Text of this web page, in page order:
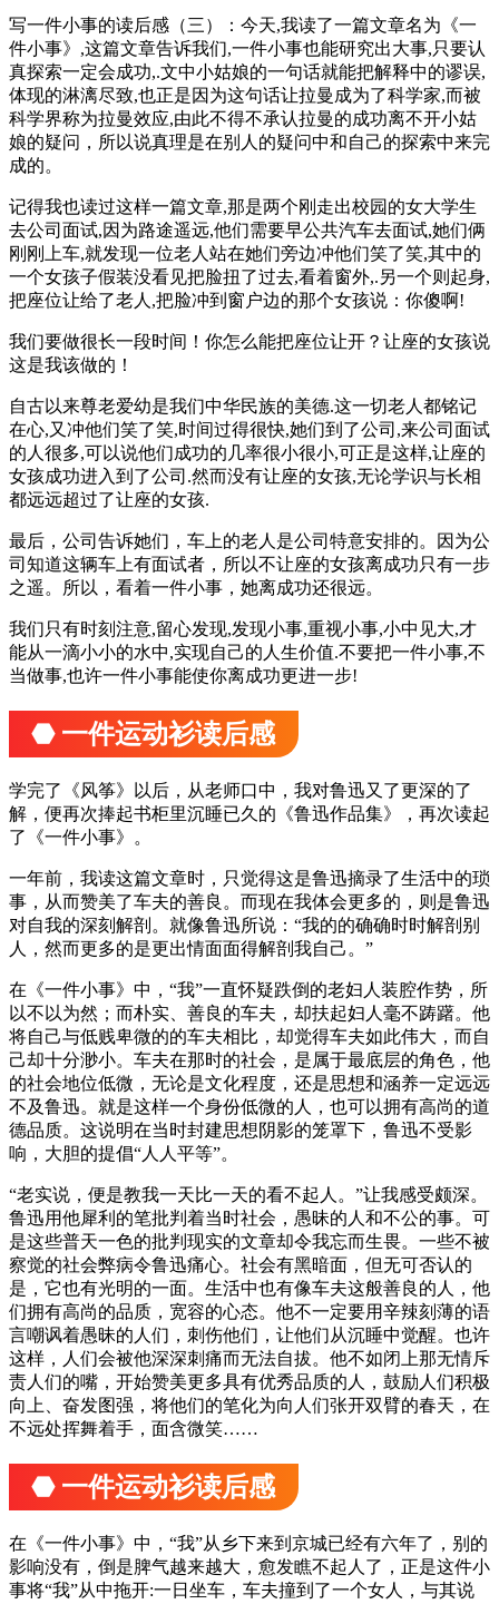
写一件小事的读后感（三）：今天,我读了一篇文章名为《一
件小事》,这篇文章告诉我们,一件小事也能研究出大事,只要认
真探索一定会成功,.文中小姑娘的一句话就能把解释中的谬误,
体现的淋漓尽致,也正是因为这句话让拉曼成为了科学家,而被
科学界称为拉曼效应,由此不得不承认拉曼的成功离不开小姑
娘的疑问，所以说真理是在别人的疑问中和自己的探索中来完
成的。
记得我也读过这样一篇文章,那是两个刚走出校园的女大学生
去公司面试,因为路途遥远,他们需要早公共汽车去面试,她们俩
刚刚上车,就发现一位老人站在她们旁边冲他们笑了笑,其中的
一个女孩子假装没看见把脸扭了过去,看着窗外,.另一个则起身,
把座位让给了老人,把脸冲到窗户边的那个女孩说：你傻啊!
我们要做很长一段时间！你怎么能把座位让开？让座的女孩说
这是我该做的！
自古以来尊老爱幼是我们中华民族的美德.这一切老人都铭记
在心,又冲他们笑了笑,时间过得很快,她们到了公司,来公司面试
的人很多,可以说他们成功的几率很小很小,可正是这样,让座的
女孩成功进入到了公司.然而没有让座的女孩,无论学识与长相
都远远超过了让座的女孩.
最后，公司告诉她们，车上的老人是公司特意安排的。因为公
司知道这辆车上有面试者，所以不让座的女孩离成功只有一步
之遥。所以，看着一件小事，她离成功还很远。
我们只有时刻注意,留心发现,发现小事,重视小事,小中见大,才
能从一滴小小的水中,实现自己的人生价值.不要把一件小事,不
当做事,也许一件小事能使你离成功更进一步!
⬣ 一件运动衫读后感
学完了《风筝》以后，从老师口中，我对鲁迅又了更深的了
解，便再次捧起书柜里沉睡已久的《鲁迅作品集》，再次读起
了《一件小事》。
一年前，我读这篇文章时，只觉得这是鲁迅摘录了生活中的琐
事，从而赞美了车夫的善良。而现在我体会更多的，则是鲁迅
对自我的深刻解剖。就像鲁迅所说：“我的的确确时时解剖别
人，然而更多的是更出情面面得解剖我自己。”
在《一件小事》中，“我”一直怀疑跌倒的老妇人装腔作势，所
以不以为然；而朴实、善良的车夫，却扶起妇人毫不踌躇。他
将自己与低贱卑微的的车夫相比，却觉得车夫如此伟大，而自
己却十分渺小。车夫在那时的社会，是属于最底层的角色，他
的社会地位低微，无论是文化程度，还是思想和涵养一定远远
不及鲁迅。就是这样一个身份低微的人，也可以拥有高尚的道
德品质。这说明在当时封建思想阴影的笼罩下，鲁迅不受影
响，大胆的提倡“人人平等”。
“老实说，便是教我一天比一天的看不起人。”让我感受颇深。
鲁迅用他犀利的笔批判着当时社会，愚昧的人和不公的事。可
是这些普天一色的批判现实的文章却令我忘而生畏。一些不被
察觉的社会弊病令鲁迅痛心。社会有黑暗面，但无可否认的
是，它也有光明的一面。生活中也有像车夫这般善良的人，他
们拥有高尚的品质，宽容的心态。他不一定要用辛辣刻薄的语
言嘲讽着愚昧的人们，刺伤他们，让他们从沉睡中觉醒。也许
这样，人们会被他深深刺痛而无法自拔。他不如闭上那无情斥
责人们的嘴，开始赞美更多具有优秀品质的人，鼓励人们积极
向上、奋发图强，将他们的笔化为向人们张开双臂的春天，在
不远处挥舞着手，面含微笑……
⬣ 一件运动衫读后感
在《一件小事》中，“我”从乡下来到京城已经有六年了，别的
影响没有，倒是脾气越来越大，愈发瞧不起人了，正是这件小
事将“我”从中拖开:一日坐车，车夫撞到了一个女人，与其说